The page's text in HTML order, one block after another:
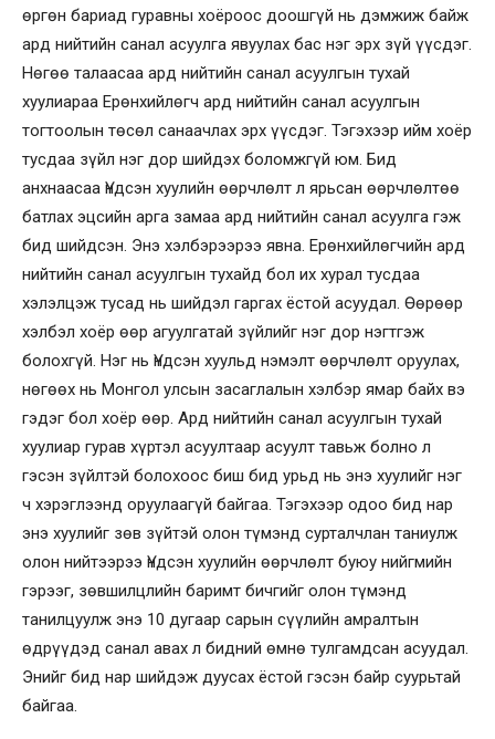
өргөн бариад гуравны хоёроос доошгүй нь дэмжиж байж
ард нийтийн санал асуулга явуулах бас нэг эрх зүй үүсдэг.
Нөгөө талаасаа ард нийтийн санал асуулгын тухай
хуулиараа Ерөнхийлөгч ард нийтийн санал асуулгын
тогтоолын төсөл санаачлах эрх үүсдэг. Тэгэхээр ийм хоёр
тусдаа зүйл нэг дор шийдэх боломжгүй юм. Бид
анхнаасаа Үндсэн хуулийн өөрчлөлт л ярьсан өөрчлөлтөө
батлах эцсийн арга замаа ард нийтийн санал асуулга гэж
бид шийдсэн. Энэ хэлбэрээрээ явна. Ерөнхийлөгчийн ард
нийтийн санал асуулгын тухайд бол их хурал тусдаа
хэлэлцэж тусад нь шийдэл гаргах ёстой асуудал. Өөрөөр
хэлбэл хоёр өөр агуулгатай зүйлийг нэг дор нэгтгэж
болохгүй. Нэг нь Үндсэн хуульд нэмэлт өөрчлөлт оруулах,
нөгөөх нь Монгол улсын засаглалын хэлбэр ямар байх вэ
гэдэг бол хоёр өөр. Ард нийтийн санал асуулгын тухай
хуулиар гурав хүртэл асуултаар асуулт тавьж болно л
гэсэн зүйлтэй болохоос биш бид урьд нь энэ хуулийг нэг
ч хэрэглээнд оруулаагүй байгаа. Тэгэхээр одоо бид нар
энэ хуулийг зөв зүйтэй олон түмэнд сурталчлан таниулж
олон нийтээрээ Үндсэн хуулийн өөрчлөлт буюу нийгмийн
гэрээг, зөвшилцлийн баримт бичгийг олон түмэнд
танилцуулж энэ 10 дугаар сарын сүүлийн амралтын
өдрүүдэд санал авах л бидний өмнө тулгамдсан асуудал.
Энийг бид нар шийдэж дуусах ёстой гэсэн байр суурьтай
байгаа.